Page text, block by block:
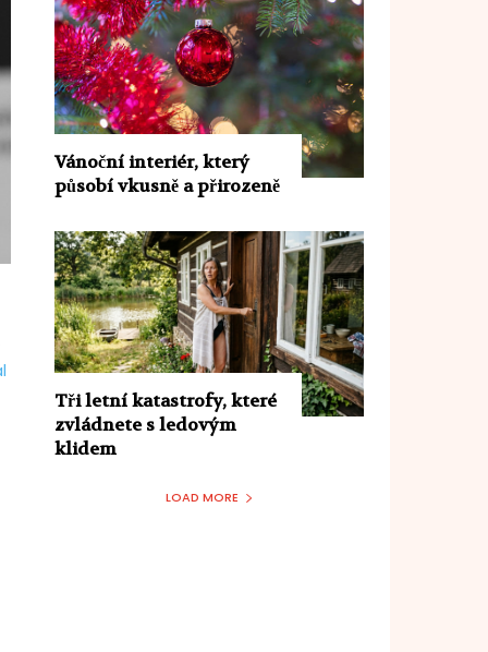
Vánoční interiér, který
působí vkusně a přirozeně
Tři letní katastrofy, které
zvládnete s ledovým
klidem
LOAD MORE